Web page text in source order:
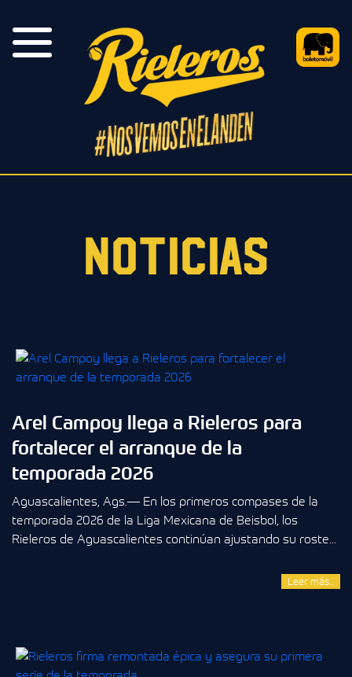
NOTICIAS
Arel Campoy llega a Rieleros para
fortalecer el arranque de la
temporada 2026
Aguascalientes, Ags.— En los primeros compases de la
temporada 2026 de la Liga Mexicana de Beisbol, los
Rieleros de Aguascalientes continúan ajustando su roste...
Leer más...